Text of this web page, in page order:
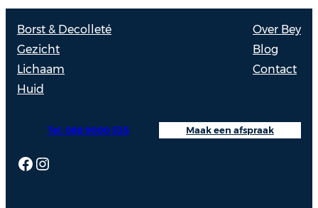
Borst & Decolleté
Gezicht
Lichaam
Huid
Over Bey
Blog
Contact
Facebook
Instagram
Maak een afspraak
Tel: 088 9000 535